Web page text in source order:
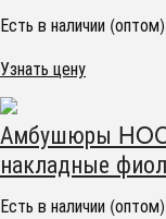
Есть в наличии (оптом)
Узнать цену
Амбушюры
накладные
Есть в наличии (оптом)